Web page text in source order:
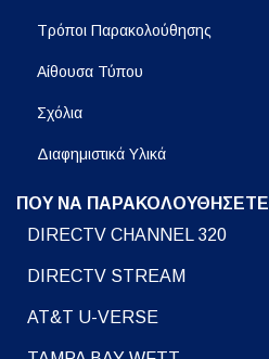
Τρόποι Παρακολούθησης
Αίθουσα Τύπου
Σχόλια
Διαφημιστικά Υλικά
ΠΟΥ ΝΑ ΠΑΡΑΚΟΛΟΥΘΗΣΕΤΕ
DIRECTV CHANNEL 320
DIRECTV STREAM
AT&T U-VERSE